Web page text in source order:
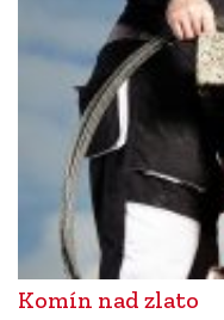
Komín nad zlato